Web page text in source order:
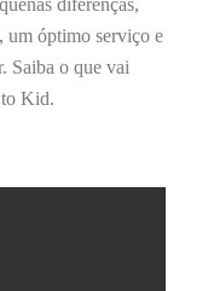
diferenças,
um óptimo serviço e
Saiba o que vai
Kid.